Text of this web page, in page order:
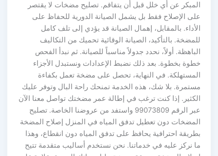
المبكر عن أي خلل قبل أن يتفاقم. تصليح مضخات لا يقتصر
على الإصلاح فقط بل يشمل الصيانة الدورية للحفاظ على
الأداء. بالمقابل، إهمال الصيانة قد يؤدي إلى تلف كامل
للمضخة. بالتأكيد، الصيانة الوقائية تحميك من التكاليف
الباهظة. أولاً، نحدد جدولاً مناسباً للصيانة. ثم نبدأ الفحص
خطوة بخطوة. بعد ذلك نضبط الإعدادات ونستبدل الأجزاء
المستهلكة. في النهاية، تحصل على مضخة تعمل بكفاءة
مستمرة. بلا شك، هذه الخدمة تمنحك راحة البال وتوفر عليك
الكثير. إذا كنت ترغب في إطالة عمر مضختك تواصل معنا الآن
عبر الرقم 99073809 واستفد من عروضنا الخاصة. تصليح
المضخات دون تعطيل تدفق المياه في المنزل إصلاح المضخة
بطريقة احترافية يحافظ على تدفق المياه دون انقطاع، وهذا
ما نركز عليه في خدماتنا. نحن نستخدم أساليب متقدمة تتيح